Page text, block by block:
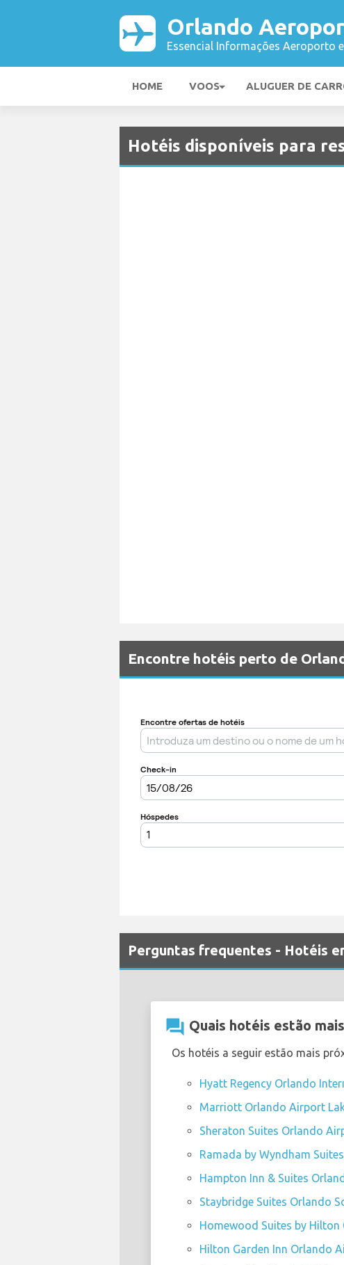
Orlando
Essencial Informações Aeroporto
HOME VOOS ALUGUER DE
Hotéis disponíveis para
Encontre hotéis perto de
Perguntas frequentes - Hotéis
question_answer Quais hotéis estão
Os hotéis a seguir estão mais
Hyatt Regency Orlando
Marriott Orlando Airport
Sheraton Suites Orlando
Ramada by Wyndham
Hampton Inn & Suites
Staybridge Suites Orlando
Homewood Suites by
Hilton Garden Inn Orlando